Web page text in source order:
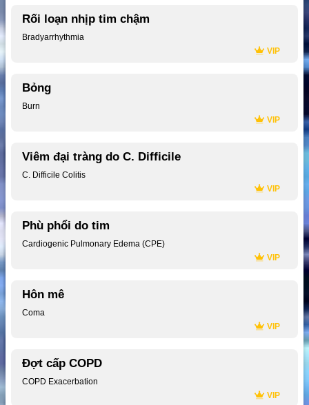
Rối loạn nhịp tim chậm
Bradyarrhythmia
VIP
Bỏng
Burn
VIP
Viêm đại tràng do C. Difficile
C. Difficile Colitis
VIP
Phù phổi do tim
Cardiogenic Pulmonary Edema (CPE)
VIP
Hôn mê
Coma
VIP
Đợt cấp COPD
COPD Exacerbation
VIP